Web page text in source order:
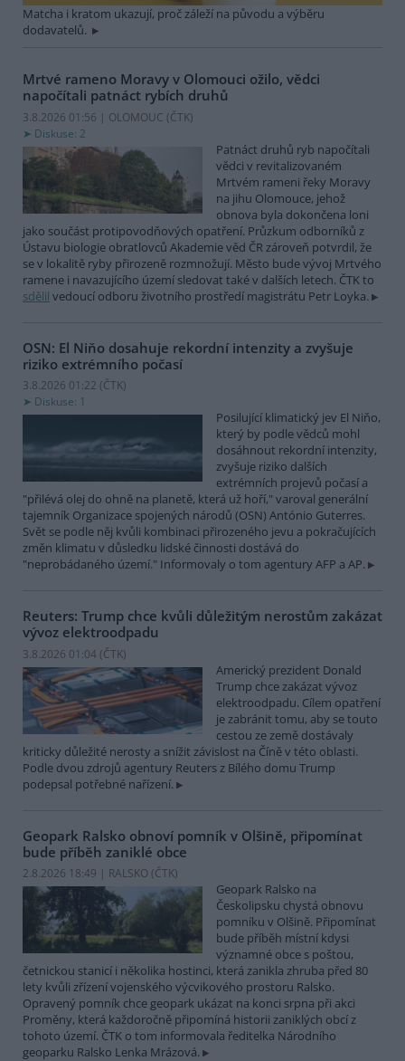
Matcha i kratom ukazují, proč záleží na původu a výběru
dodavatelů.
Mrtvé rameno Moravy v Olomouci ožilo, vědci
napočítali patnáct rybích druhů
3.8.2026 01:56 | OLOMOUC (ČTK)
Diskuse: 2
Patnáct druhů ryb napočítali
vědci v revitalizovaném
Mrtvém rameni řeky Moravy
na jihu Olomouce, jehož
obnova byla dokončena loni
jako součást protipovodňových opatření. Průzkum odborníků z
Ústavu biologie obratlovců Akademie věd ČR zároveň potvrdil, že
se v lokalitě ryby přirozeně rozmnožují. Město bude vývoj Mrtvého
ramene i navazujícího území sledovat také v dalších letech. ČTK to
sdělil vedoucí odboru životního prostředí magistrátu Petr Loyka.
OSN: El Niňo dosahuje rekordní intenzity a zvyšuje
riziko extrémního počasí
3.8.2026 01:22 (ČTK)
Diskuse: 1
Posilující klimatický jev El Niňo,
který by podle vědců mohl
dosáhnout rekordní intenzity,
zvyšuje riziko dalších
extrémních projevů počasí a
"přilévá olej do ohně na planetě, která už hoří," varoval generální
tajemník Organizace spojených národů (OSN) António Guterres.
Svět se podle něj kvůli kombinaci přirozeného jevu a pokračujících
změn klimatu v důsledku lidské činnosti dostává do
"neprobádaného území." Informovaly o tom agentury AFP a AP.
Reuters: Trump chce kvůli důležitým nerostům zakázat
vývoz elektroodpadu
3.8.2026 01:04 (ČTK)
Americký prezident Donald
Trump chce zakázat vývoz
elektroodpadu. Cílem opatření
je zabránit tomu, aby se touto
cestou ze země dostávaly
kriticky důležité nerosty a snížit závislost na Číně v této oblasti.
Podle dvou zdrojů agentury Reuters z Bílého domu Trump
podepsal potřebné nařízení.
Geopark Ralsko obnoví pomník v Olšině, připomínat
bude příběh zaniklé obce
2.8.2026 18:49 | RALSKO (ČTK)
Geopark Ralsko na
Českolipsku chystá obnovu
pomníku v Olšině. Připomínat
bude příběh místní kdysi
významné obce s poštou,
četnickou stanicí i několika hostinci, která zanikla zhruba před 80
lety kvůli zřízení vojenského výcvikového prostoru Ralsko.
Opravený pomník chce geopark ukázat na konci srpna při akci
Proměny, která každoročně připomíná historii zaniklých obcí z
tohoto území. ČTK o tom informovala ředitelka Národního
geoparku Ralsko Lenka Mrázová.